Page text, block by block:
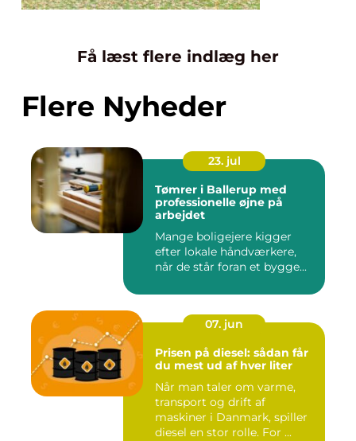
Få læst flere indlæg her
Flere Nyheder
23. jul
Tømrer i Ballerup med
professionelle øjne på
arbejdet
Mange boligejere kigger
efter lokale håndværkere,
når de står foran et bygge...
07. jun
Prisen på diesel: sådan får
du mest ud af hver liter
Når man taler om varme,
transport og drift af
maskiner i Danmark, spiller
diesel en stor rolle. For ...